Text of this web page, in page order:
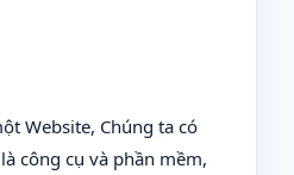
Website, Chúng ta có
công cụ và phần mềm,